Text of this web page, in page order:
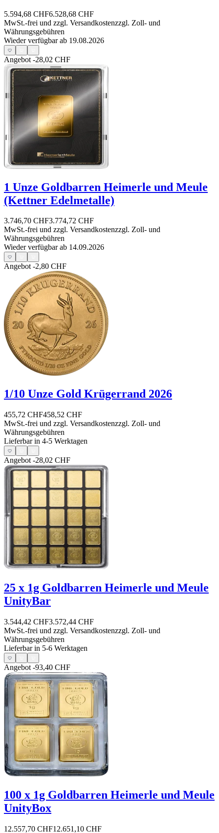
5.594,68 CHF6.528,68 CHF
MwSt.-frei und zzgl. Versandkostenzzgl. Zoll- und
Währungsgebühren
Wieder verfügbar ab 19.08.2026
Angebot -28,02 CHF
1 Unze Goldbarren Heimerle und Meule
(Kettner Edelmetalle)
3.746,70 CHF3.774,72 CHF
MwSt.-frei und zzgl. Versandkostenzzgl. Zoll- und
Währungsgebühren
Wieder verfügbar ab 14.09.2026
Angebot-2,80 CHF
1/10 Unze Gold Krügerrand 2026
455,72 CHF458,52 CHF
MwSt.-frei und zzgl. Versandkostenzzgl. Zoll- und
Währungsgebühren
Lieferbar in 4-5 Werktagen
Angebot -28,02 CHF
25 x 1g Goldbarren Heimerle und Meule
UnityBar
3.544,42 CHF3.572,44 CHF
MwSt.-frei und zzgl. Versandkostenzzgl. Zoll- und
Währungsgebühren
Lieferbar in 5-6 Werktagen
Angebot -93,40 CHF
100 x 1g Goldbarren Heimerle und Meule
UnityBox
12.557,70 CHF12.651,10 CHF